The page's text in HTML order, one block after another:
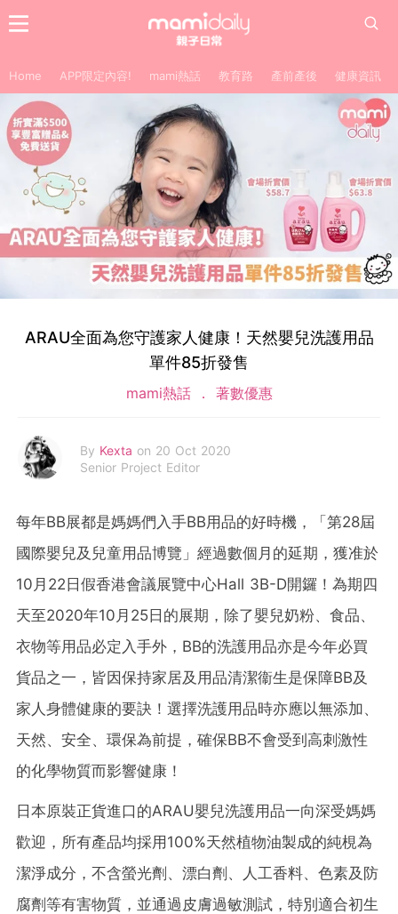
Home APP限定內容! mami熱話 教育路 產前產後 健康資訊
ARAU全面為您守護家人健康！天然嬰兒洗護用品
單件85折發售
mami熱話 著數優惠
By Kexta on 20 Oct 2020
Senior Project Editor
每年BB展都是媽媽們入手BB用品的好時機，「第28屆
國際嬰兒及兒童用品博覽」經過數個月的延期，獲准於
10月22日假香港會議展覽中心Hall 3B-D開鑼！為期四
天至2020年10月25日的展期，除了嬰兒奶粉、食品、
衣物等用品必定入手外，BB的洗護用品亦是今年必買
貨品之一，皆因保持家居及用品清潔衞生是保障BB及
家人身體健康的要訣！選擇洗護用品時亦應以無添加、
天然、安全、環保為前提，確保BB不會受到高刺激性
的化學物質而影響健康！
日本原裝正貨進口的ARAU嬰兒洗護用品一向深受媽媽
歡迎，所有產品均採用100%天然植物油製成的純梘為
潔淨成分，不含螢光劑、漂白劑、人工香料、色素及防
腐劑等有害物質，並通過皮膚過敏測試，特別適合初生